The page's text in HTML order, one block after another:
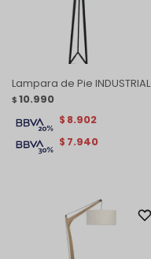
Lampara de Pie INDUSTRIAL
$ 10.990
$ 7.940
$ 8.902